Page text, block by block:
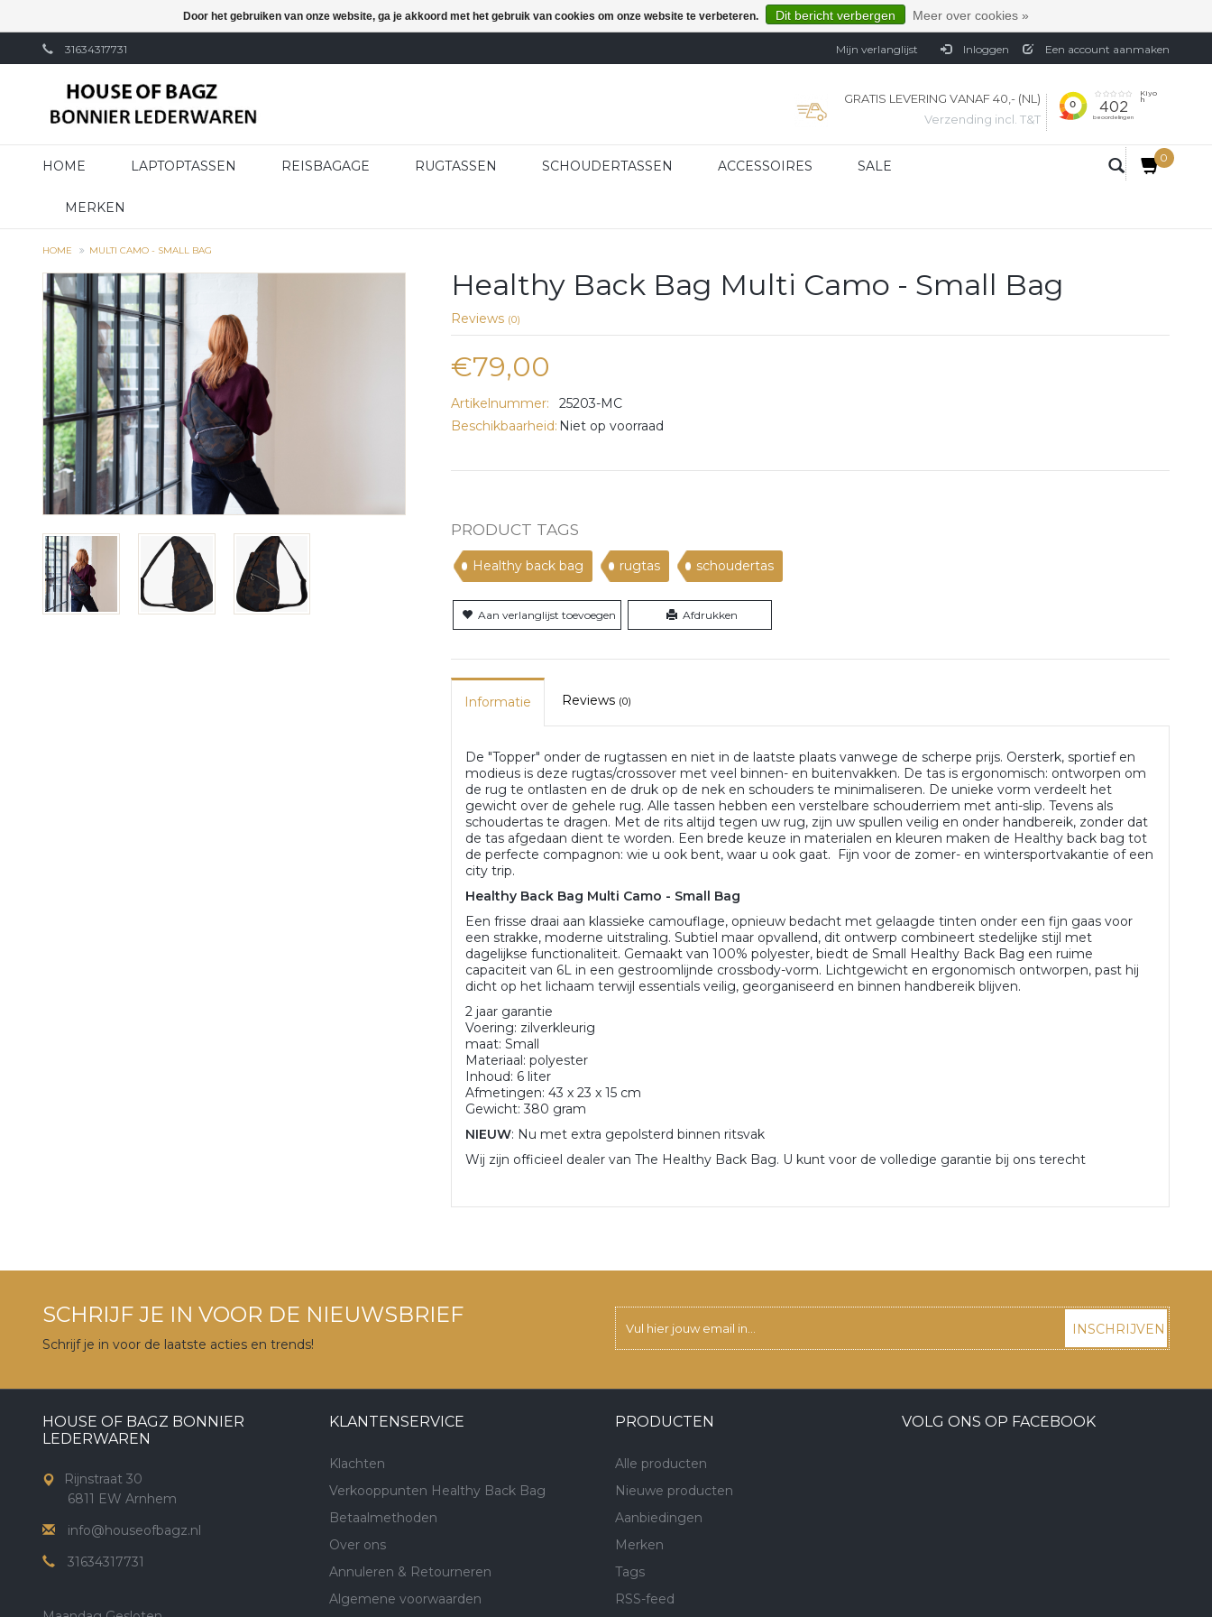
31634317731 Mijn verlanglijst Inloggen Een account aanmaken
GRATIS LEVERING VANAF 40,- (NL)
Verzending incl. T&T
HOME LAPTOPTASSEN REISBAGAGE RUGTASSEN SCHOUDERTASSEN ACCESSOIRES SALE
MERKEN
0
HOME MULTI CAMO - SMALL BAG
Healthy Back Bag Multi Camo - Small Bag
Reviews (0)
€79,00
Artikelnummer:
25203-MC
Beschikbaarheid: Niet op voorraad
PRODUCT TAGS
Healthy back bag rugtas schoudertas
Aan verlanglijst toevoegen Afdrukken
Informatie Reviews (0)
De "Topper" onder de rugtassen en niet in de laatste plaats vanwege de scherpe prijs. Oersterk, sportief en
modieus is deze rugtas/crossover met veel binnen- en buitenvakken. De tas is ergonomisch: ontworpen om
de rug te ontlasten en de druk op de nek en schouders te minimaliseren. De unieke vorm verdeelt het
gewicht over de gehele rug. Alle tassen hebben een verstelbare schouderriem met anti-slip. Tevens als
schoudertas te dragen. Met de rits altijd tegen uw rug, zijn uw spullen veilig en onder handbereik, zonder dat
de tas afgedaan dient te worden. Een brede keuze in materialen en kleuren maken de Healthy back bag tot
de perfecte compagnon: wie u ook bent, waar u ook gaat. Fijn voor de zomer- en wintersportvakantie of een
city trip.
Healthy Back Bag Multi Camo - Small Bag
Een frisse draai aan klassieke camouflage, opnieuw bedacht met gelaagde tinten onder een fijn gaas voor
een strakke, moderne uitstraling. Subtiel maar opvallend, dit ontwerp combineert stedelijke stijl met
dagelijkse functionaliteit. Gemaakt van 100% polyester, biedt de Small Healthy Back Bag een ruime
capaciteit van 6L in een gestroomlijnde crossbody-vorm. Lichtgewicht en ergonomisch ontworpen, past hij
dicht op het lichaam terwijl essentials veilig, georganiseerd en binnen handbereik blijven.
2 jaar garantie
Voering: zilverkleurig
maat: Small
Materiaal: polyester
Inhoud: 6 liter
Afmetingen: 43 x 23 x 15 cm
Gewicht: 380 gram
NIEUW: Nu met extra gepolsterd binnen ritsvak
Wij zijn officieel dealer van The Healthy Back Bag. U kunt voor de volledige garantie bij ons terecht
SCHRIJF JE IN VOOR DE NIEUWSBRIEF
Schrijf je in voor de laatste acties en trends!
INSCHRIJVEN
HOUSE OF BAGZ BONNIER
LEDERWAREN
Rijnstraat 30
6811 EW Arnhem
info@houseofbagz.nl
31634317731
KLANTENSERVICE
Klachten
Verkooppunten Healthy Back Bag
Betaalmethoden
Over ons
Annuleren & Retourneren
Algemene voorwaarden
PRODUCTEN
Alle producten
Nieuwe producten
Aanbiedingen
Merken
Tags
RSS-feed
VOLG ONS OP FACEBOOK
Door het gebruiken van onze website, ga je akkoord met het gebruik van cookies om onze website te verbeteren. Dit bericht verbergen Meer over cookies »